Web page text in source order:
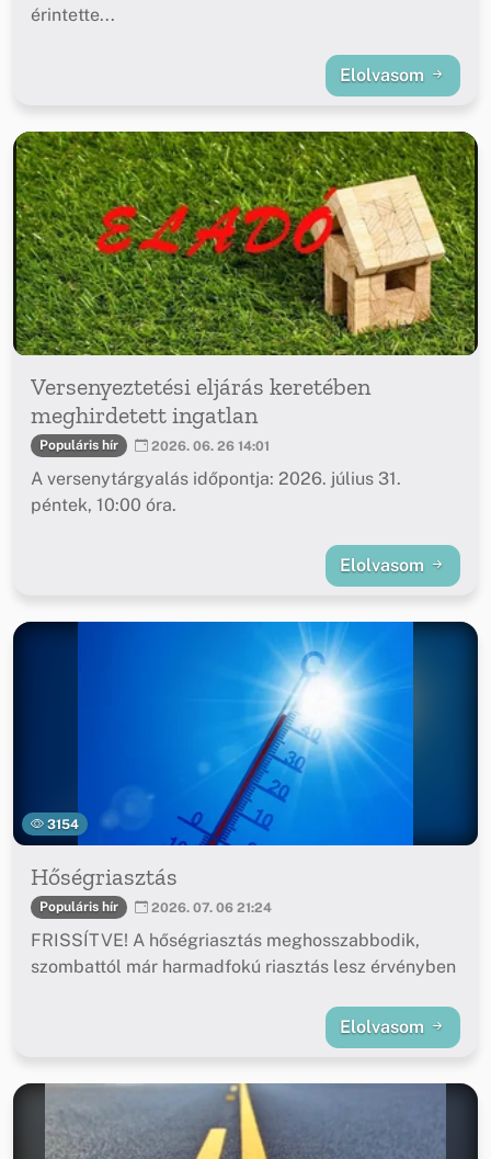
érintette...
Elolvasom
Versenyeztetési eljárás keretében
meghirdetett ingatlan
Populáris hír 2026. 06. 26 14:01
A versenytárgyalás időpontja: 2026. július 31.
péntek, 10:00 óra.
Elolvasom
3154
Hőségriasztás
Populáris hír 2026. 07. 06 21:24
FRISSÍTVE! A hőségriasztás meghosszabbodik,
szombattól már harmadfokú riasztás lesz érvényben
Elolvasom